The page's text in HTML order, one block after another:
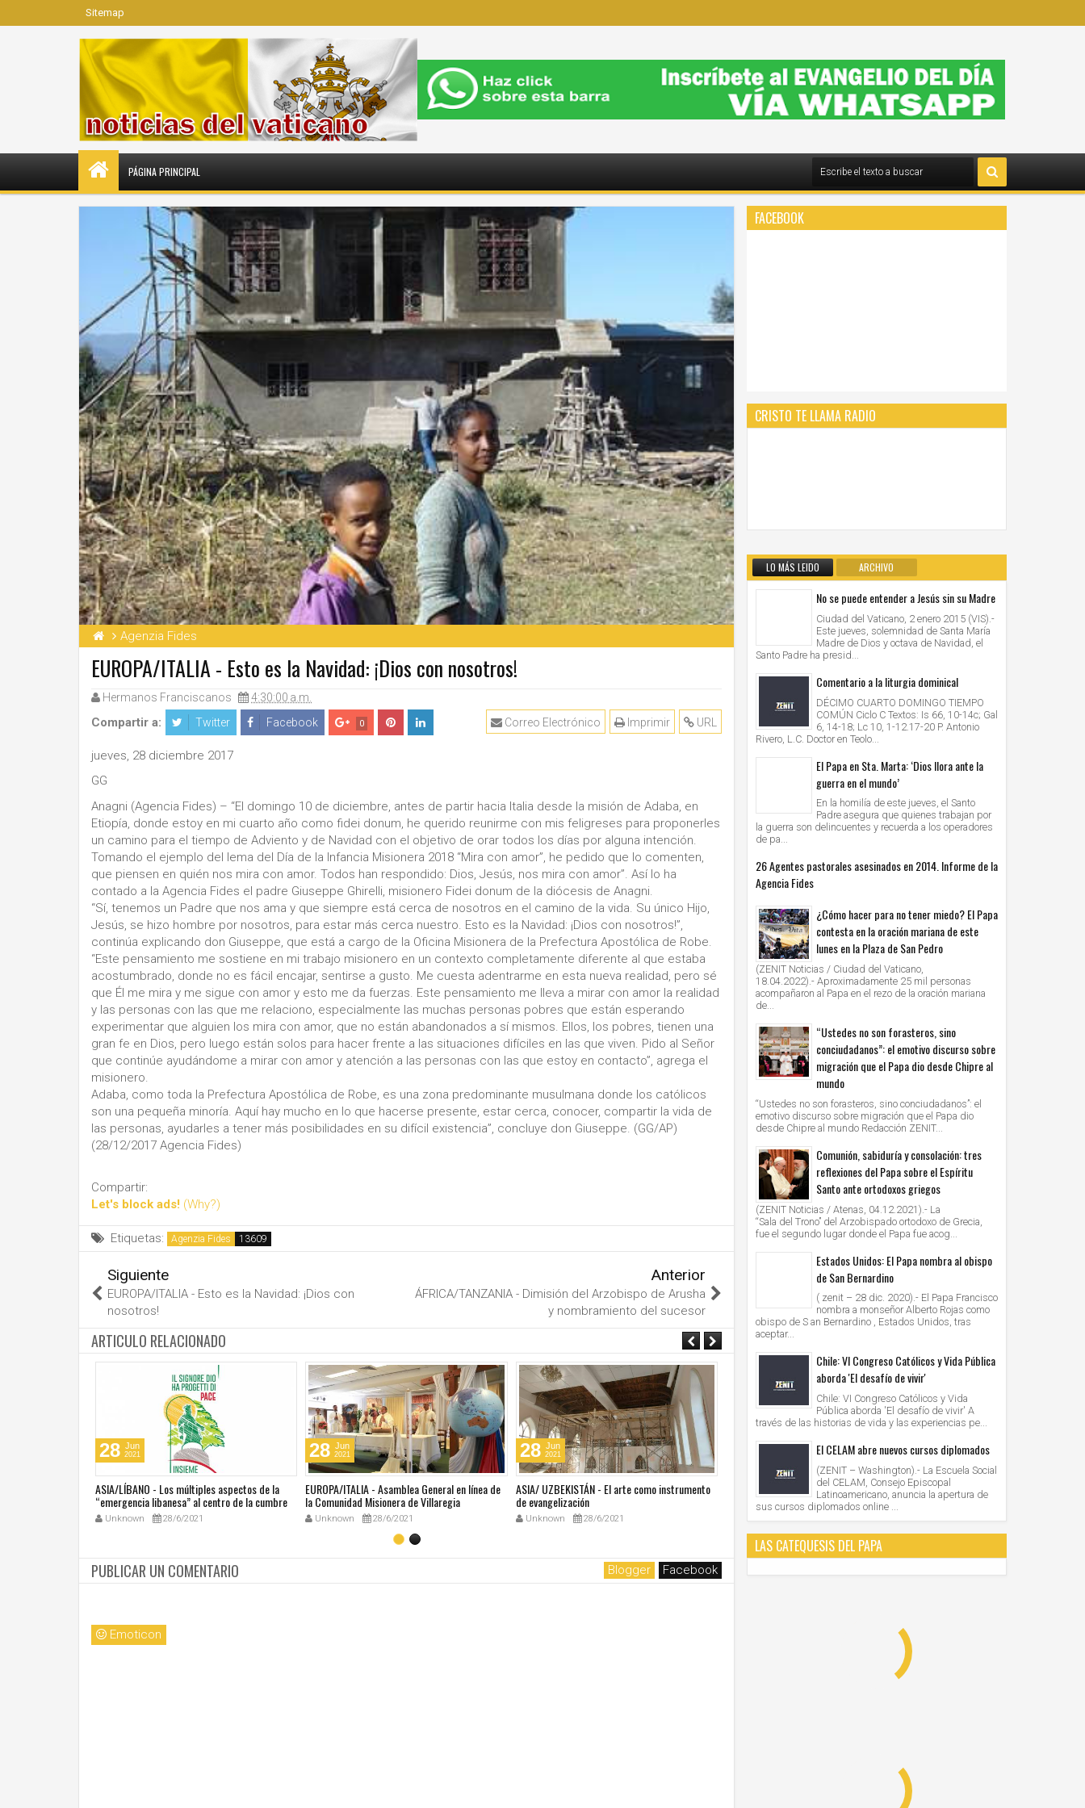
Sitemap
PÁGINA PRINCIPAL
Agenzia Fides
EUROPA/ITALIA - Esto es la Navidad: ¡Dios con nosotros!
Hermanos Franciscanos 4:30:00 a.m.
Compartir a: Twitter Facebook 0 URL
Imprimir
Correo Electrónico
jueves, 28 diciembre 2017
GG
Anagni (Agencia Fides) – “El domingo 10 de diciembre, antes de partir hacia Italia desde la misión de Adaba, en
Etiopía, donde estoy en mi cuarto año como fidei donum, he querido reunirme con mis feligreses para proponerles
un camino para el tiempo de Adviento y de Navidad con el objetivo de orar todos los días por alguna intención.
Tomando el ejemplo del lema del Día de la Infancia Misionera 2018 “Mira con amor”, he pedido que lo comenten,
que piensen en quién nos mira con amor. Todos han respondido: Dios, Jesús, nos mira con amor”. Así lo ha
contado a la Agencia Fides el padre Giuseppe Ghirelli, misionero Fidei donum de la diócesis de Anagni.
“Sí, tenemos un Padre que nos ama y que siempre está cerca de nosotros en el camino de la vida. Su único Hijo,
Jesús, se hizo hombre por nosotros, para estar más cerca nuestro. Esto es la Navidad: ¡Dios con nosotros!”,
continúa explicando don Giuseppe, que está a cargo de la Oficina Misionera de la Prefectura Apostólica de Robe.
“Este pensamiento me sostiene en mi trabajo misionero en un contexto completamente diferente al que estaba
acostumbrado, donde no es fácil encajar, sentirse a gusto. Me cuesta adentrarme en esta nueva realidad, pero sé
que Él me mira y me sigue con amor y esto me da fuerzas. Este pensamiento me lleva a mirar con amor la realidad
y las personas con las que me relaciono, especialmente las muchas personas pobres que están esperando
experimentar que alguien los mira con amor, que no están abandonados a sí mismos. Ellos, los pobres, tienen una
gran fe en Dios, pero luego están solos para hacer frente a las situaciones difíciles en las que viven. Pido al Señor
que continúe ayudándome a mirar con amor y atención a las personas con las que estoy en contacto”, agrega el
misionero.
Adaba, como toda la Prefectura Apostólica de Robe, es una zona predominante musulmana donde los católicos
son una pequeña minoría. Aquí hay mucho en lo que hacerse presente, estar cerca, conocer, compartir la vida de
las personas, ayudarles a tener más posibilidades en su difícil existencia”, concluye don Giuseppe. (GG/AP)
(28/12/2017 Agencia Fides)
Compartir:
Let's block ads! (Why?)
Etiquetas: Agenzia Fides
Siguiente
EUROPA/ITALIA - Esto es la Navidad: ¡Dios con
nosotros!
Anterior
ÁFRICA/TANZANIA - Dimisión del Arzobispo de Arusha
y nombramiento del sucesor
ARTICULO RELACIONADO
28 Jun
2021
ASIA/LÍBANO - Los múltiples aspectos de la
“emergencia libanesa” al centro de la cumbre
eclesial convocada por el Papa Francisco
Unknown 28/6/2021
28 Jun
2021
EUROPA/ITALIA - Asamblea General en línea de
la Comunidad Misionera de Villaregia
Unknown 28/6/2021
28 Jun
2021
ASIA/ UZBEKISTÁN - El arte como instrumento
de evangelización
Unknown 28/6/2021
Jun
AMERICA/PERU' - Los obispos: "la Iglesia cree
en la democracia, defiende el sistema
democrático, apoya los resultados electorales"
Unknown 28/6/2021
28 Jun
2021
VATICANO - Oración mariana por
organizada por las Obras
Unknown 28/6/2021
PUBLICAR UN COMENTARIO Blogger Facebook
Emoticon
FACEBOOK
CRISTO TE LLAMA RADIO
LO MÁS LEIDO ARCHIVO
No se puede entender a Jesús sin su Madre
Ciudad del Vaticano, 2 enero 2015 (VIS).-
Este jueves, solemnidad de Santa María
Madre de Dios y octava de Navidad, el
Santo Padre ha presid...
Comentario a la liturgia dominical
DÉCIMO CUARTO DOMINGO TIEMPO
COMÚN Ciclo C Textos: Is 66, 10-14c; Gal
6, 14-18; Lc 10, 1-12.17-20 P. Antonio
Rivero, L.C. Doctor en Teolo...
El Papa en Sta. Marta: ‘Dios llora ante la
guerra en el mundo’
En la homilía de este jueves, el Santo
Padre asegura que quienes trabajan por
la guerra son delincuentes y recuerda a los operadores
de pa...
26 Agentes pastorales asesinados en 2014. Informe de la
Agencia Fides
¿Cómo hacer para no tener miedo? El Papa
contesta en la oración mariana de este
lunes en la Plaza de San Pedro
(ZENIT Noticias / Ciudad del Vaticano,
18.04.2022).- Aproximadamente 25 mil personas
acompañaron al Papa en el rezo de la oración mariana
de...
“Ustedes no son forasteros, sino
conciudadanos”: el emotivo discurso sobre
migración que el Papa dio desde Chipre al
mundo
“Ustedes no son forasteros, sino conciudadanos”: el
emotivo discurso sobre migración que el Papa dio
desde Chipre al mundo Redacción ZENIT...
Comunión, sabiduría y consolación: tres
reflexiones del Papa sobre el Espíritu
Santo ante ortodoxos griegos
(ZENIT Noticias / Atenas, 04.12.2021).- La
“Sala del Trono” del Arzobispado ortodoxo de Grecia,
fue el segundo lugar donde el Papa fue acog...
Estados Unidos: El Papa nombra al obispo
de San Bernardino
( zenit – 28 dic. 2020).- El Papa Francisco
nombra a monseñor Alberto Rojas como
obispo de S an Bernardino , Estados Unidos, tras
aceptar...
Chile: VI Congreso Católicos y Vida Pública
aborda 'El desafío de vivir'
Chile: VI Congreso Católicos y Vida
Pública aborda 'El desafío de vivir' A
través de las historias de vida y las experiencias pe...
El CELAM abre nuevos cursos diplomados
(ZENIT – Washington).- La Escuela Social
del CELAM, Consejo Episcopal
Latinoamericano, anuncia la apertura de
sus cursos diplomados online ...
LAS CATEQUESIS DEL PAPA